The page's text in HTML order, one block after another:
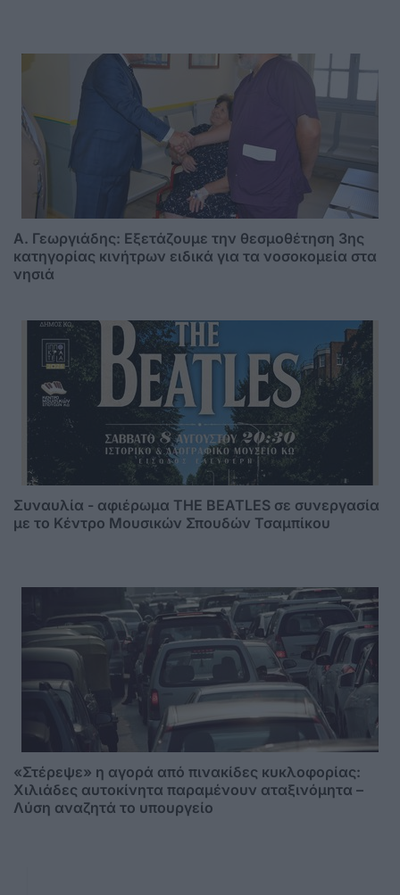
A. Γεωργιάδης: Eξετάζουμε την θεσμοθέτηση 3ης
κατηγορίας κινήτρων ειδικά για τα νοσοκομεία στα
νησιά
Συναυλία - αφιέρωμα THE BEATLES σε συνεργασία
με το Κέντρο Μουσικών Σπουδών Τσαμπίκου
«Στέρεψε» η αγορά από πινακίδες κυκλοφορίας:
Χιλιάδες αυτοκίνητα παραμένουν αταξινόμητα –
Λύση αναζητά το υπουργείο